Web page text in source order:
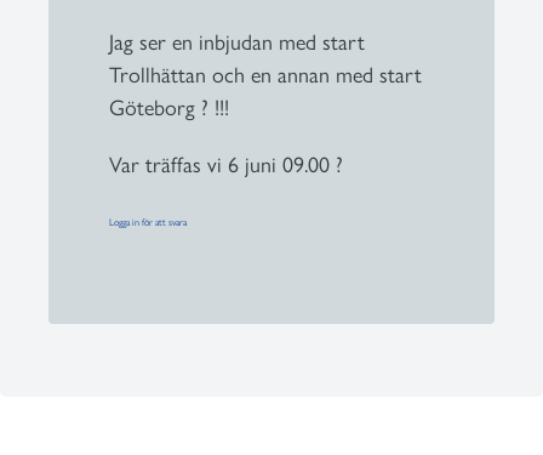
Jag ser en inbjudan med start
Trollhättan och en annan med start
Göteborg ? !!!
Var träffas vi 6 juni 09.00 ?
Logga in för att svara